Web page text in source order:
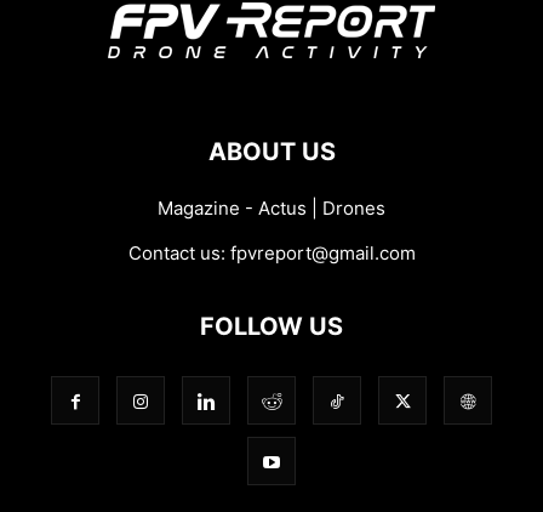
ABOUT US
Magazine - Actus | Drones
Contact us: fpvreport@gmail.com
FOLLOW US